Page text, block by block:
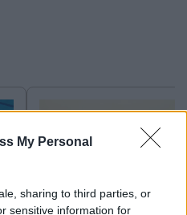
My Personal
sharing to third parties, or
sensitive information for